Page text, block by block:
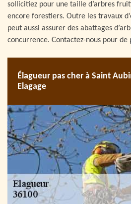
sollicitiez pour une taille d’arbres
encore forestiers. Outre les travaux
peut aussi assurer des abattages
concurrence. Contactez-nous pour
Élagueur pas cher à Saint
Elagage